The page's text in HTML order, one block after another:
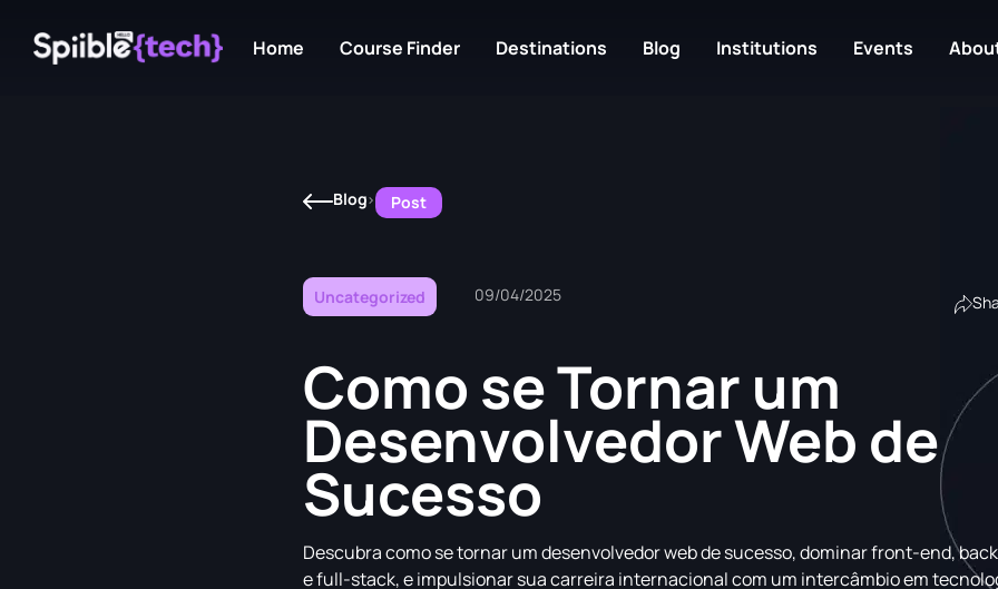
Home Course Finder Destinations Blog Institutions Events
Blog Post
Uncategorized 09/04/2025
Como se Tornar um
Desenvolvedor Web de
Sucesso
Descubra como se tornar um desenvolvedor web de sucesso, dominar front-end,
e full-stack, e impulsionar sua carreira internacional com um intercâmbio em